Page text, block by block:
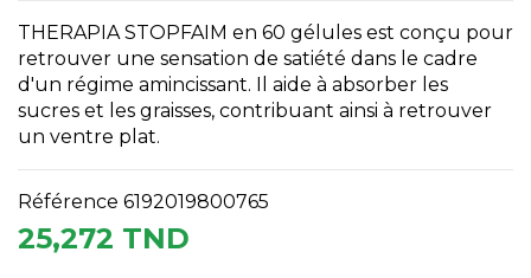
THERAPIA STOPFAIM en 60 gélules est conçu pour
retrouver une sensation de satiété dans le cadre
d'un régime amincissant. Il aide à absorber les
sucres et les graisses, contribuant ainsi à retrouver
un ventre plat.
Référence 6192019800765
25,272 TND